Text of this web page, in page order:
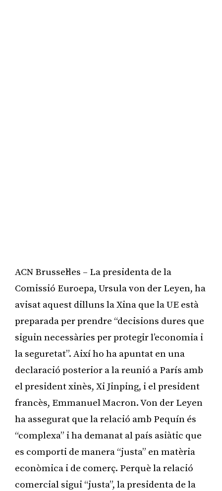
ACN Brussel·les – La presidenta de la
Comissió Euroepa, Ursula von der Leyen, ha
avisat aquest dilluns la Xina que la UE està
preparada per prendre “decisions dures que
siguin necessàries per protegir l’economia i
la seguretat”. Així ho ha apuntat en una
declaració posterior a la reunió a París amb
el president xinès, Xi Jinping, i el president
francès, Emmanuel Macron. Von der Leyen
ha assegurat que la relació amb Pequín és
“complexa” i ha demanat al país asiàtic que
es comporti de manera “justa” en matèria
econòmica i de comerç. Perquè la relació
comercial sigui “justa”, la presidenta de la